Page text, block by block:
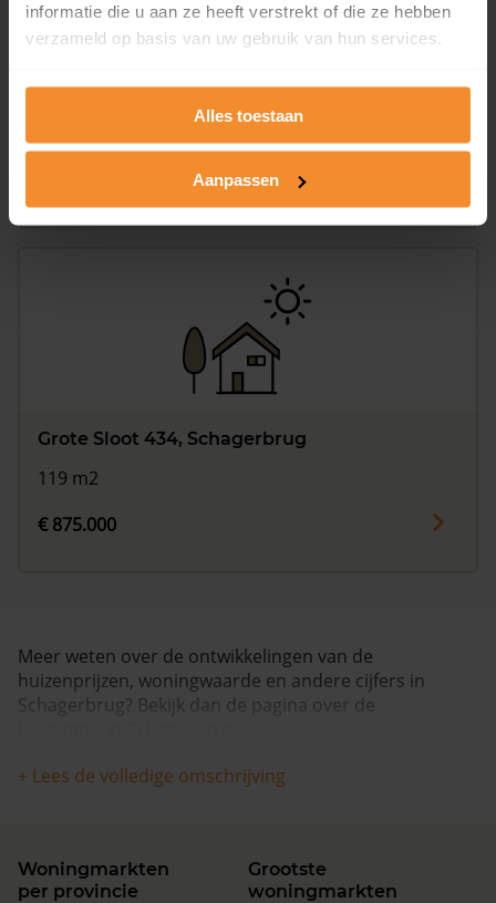
informatie die u aan ze heeft verstrekt of die ze hebben
verzameld op basis van uw gebruik van hun services.
Alles toestaan
Aanpassen
Grote Sloot 298, Schagerbrug
Grote Sloot 434, Schagerbrug
119 m2
€ 875.000
Meer weten over de ontwikkelingen van de
huizenprijzen, woningwaarde en andere cijfers in
Schagerbrug? Bekijk dan de pagina over de
+ Lees de volledige omschrijving
Woningmarkten
per provincie
Grootste
woningmarkten